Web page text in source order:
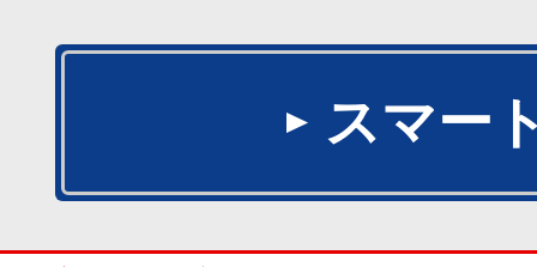
スマー